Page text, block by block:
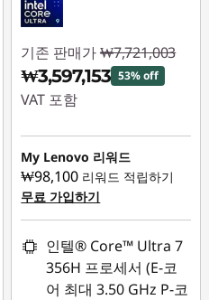
기존 판매가 ₩7,721,003
₩3,597,153 53% off
VAT 포함
즉시 할인: :-
₩4,123,850
My Lenovo 리워드
₩98,100 리워드 적립하기
무료 가입하기
인텔® Core™ Ultra 7
356H 프로세서 (E-코
어 최대 3.50 GHz P-코